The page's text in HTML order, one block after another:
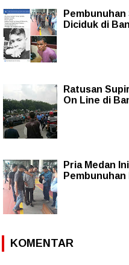
Diciduk di
Ratusan
On Line di
Pria Medan
KOMENTAR